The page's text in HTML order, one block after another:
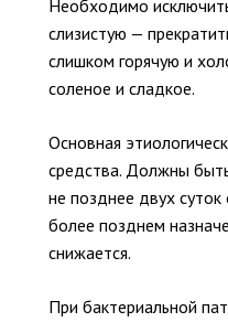
Необходимо
слизистую —
слишком горячую и
соленое и сладкое.
Основная
средства. Должны
не позднее двух
более позднем
снижается.
При бактериальной